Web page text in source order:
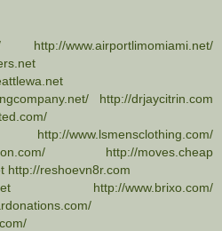
http://www.airportlimomiami.net/
http://drjaycitrin.com
http://www.lsmensclothing.com/
http://moves.cheap
http://reshoevn8r.com
http://www.brixo.com/